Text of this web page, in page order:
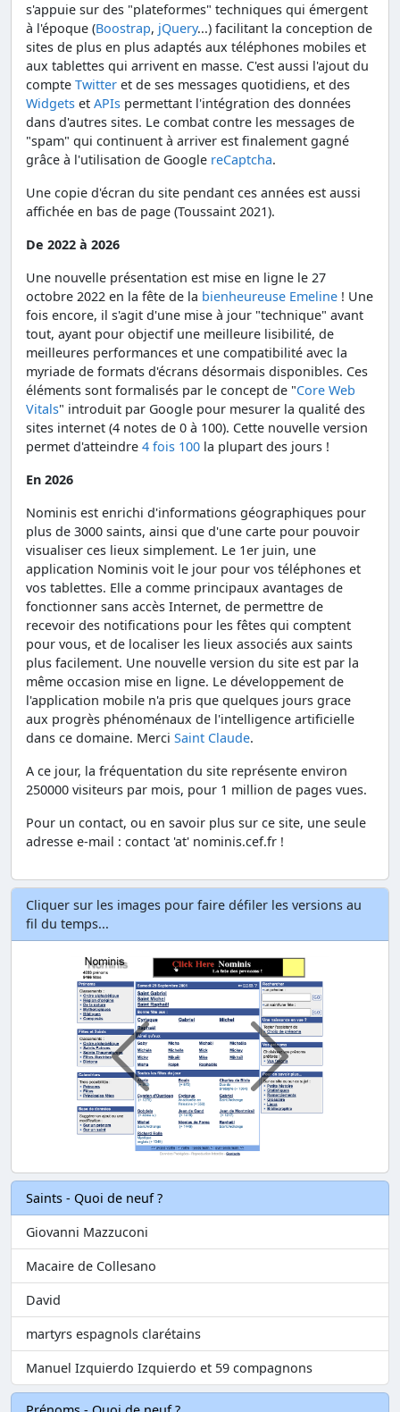
s'appuie sur des "plateformes" techniques qui émergent
à l'époque (Boostrap, jQuery...) facilitant la conception de
sites de plus en plus adaptés aux téléphones mobiles et
aux tablettes qui arrivent en masse. C'est aussi l'ajout du
compte Twitter et de ses messages quotidiens, et des
Widgets et APIs permettant l'intégration des données
dans d'autres sites. Le combat contre les messages de
"spam" qui continuent à arriver est finalement gagné
grâce à l'utilisation de Google reCaptcha.
Une copie d'écran du site pendant ces années est aussi
affichée en bas de page (Toussaint 2021).
De 2022 à 2026
Une nouvelle présentation est mise en ligne le 27
octobre 2022 en la fête de la bienheureuse Emeline ! Une
fois encore, il s'agit d'une mise à jour "technique" avant
tout, ayant pour objectif une meilleure lisibilité, de
meilleures performances et une compatibilité avec la
myriade de formats d'écrans désormais disponibles. Ces
éléments sont formalisés par le concept de "Core Web
Vitals" introduit par Google pour mesurer la qualité des
sites internet (4 notes de 0 à 100). Cette nouvelle version
permet d'atteindre 4 fois 100 la plupart des jours !
En 2026
Nominis est enrichi d'informations géographiques pour
plus de 3000 saints, ainsi que d'une carte pour pouvoir
visualiser ces lieux simplement. Le 1er juin, une
application Nominis voit le jour pour vos téléphones et
vos tablettes. Elle a comme principaux avantages de
fonctionner sans accès Internet, de permettre de
recevoir des notifications pour les fêtes qui comptent
pour vous, et de localiser les lieux associés aux saints
plus facilement. Une nouvelle version du site est par la
même occasion mise en ligne. Le développement de
l'application mobile n'a pris que quelques jours grace
aux progrès phénoménaux de l'intelligence artificielle
dans ce domaine. Merci Saint Claude.
A ce jour, la fréquentation du site représente environ
250000 visiteurs par mois, pour 1 million de pages vues.
Pour un contact, ou en savoir plus sur ce site, une seule
adresse e-mail : contact 'at' nominis.cef.fr !
Cliquer sur les images pour faire défiler les versions au
fil du temps...
Suivant Precedent
Saints - Quoi de neuf ?
Giovanni Mazzuconi
Macaire de Collesano
David
martyrs espagnols clarétains
Manuel Izquierdo Izquierdo et 59 compagnons